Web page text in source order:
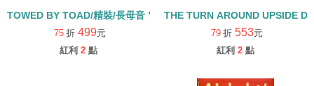
TOWED BY TOAD/精裝/長母音＂O＂
75 折 499元
紅利 2 點
THE TURN AROUND UPSIDE
79 折 553元
紅利 2 點